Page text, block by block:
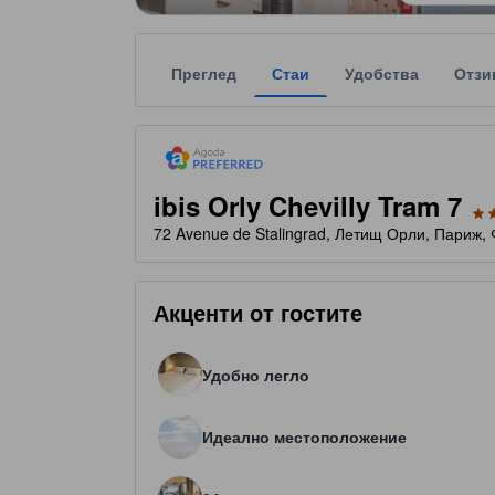
Преглед Стаи Удобства
ibis Orly Chevilly Tram 7
72 Avenue de Stalingrad, Летищ Орли, Париж,
Акценти от гостите
Удобно легло
Идеално местоположение